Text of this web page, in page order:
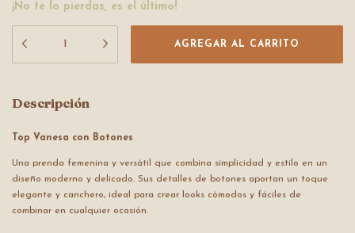
¡No te lo pierdas, es el último!
Descripción
Top Vanesa con Botones
Una prenda femenina y versátil que combina simplicidad y estilo en un
diseño moderno y delicado. Sus detalles de botones aportan un toque
elegante y canchero, ideal para crear looks cómodos y fáciles de
combinar en cualquier ocasión.